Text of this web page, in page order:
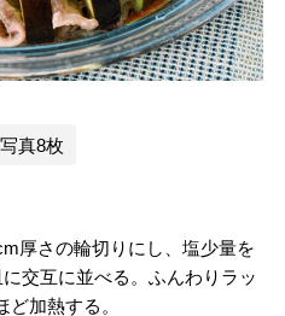
写真8枚
厚さの輪切りにし、塩少量を
交互に並べる。ふんわりラッ
加熱する。